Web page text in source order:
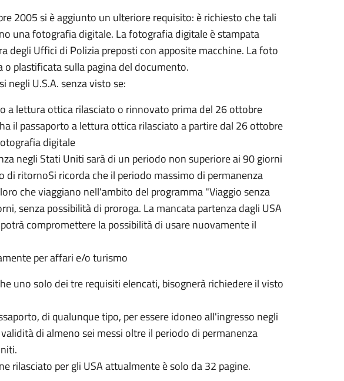
2005 si è aggiunto un ulteriore requisito: è richiesto che tali
una fotografia digitale. La fotografia digitale è stampata
degli Uffici di Polizia preposti con apposite macchine. La foto
plastificata sulla pagina del documento.
negli U.S.A. senza visto se:
a lettura ottica rilasciato o rinnovato prima del 26 ottobre
il passaporto a lettura ottica rilasciato a partire dal 26 ottobre
digitale
negli Stati Uniti sarà di un periodo non superiore ai 90 giorni
di ritornoSi ricorda che il periodo massimo di permanenza
che viaggiano nell'ambito del programma "Viaggio senza
senza possibilità di proroga. La mancata partenza dagli USA
compromettere la possibilità di usare nuovamente il
per affari e/o turismo
uno solo dei tre requisiti elencati, bisognerà richiedere il visto
di qualunque tipo, per essere idoneo all'ingresso negli
di almeno sei messi oltre il periodo di permanenza
rilasciato per gli USA attualmente è solo da 32 pagine.